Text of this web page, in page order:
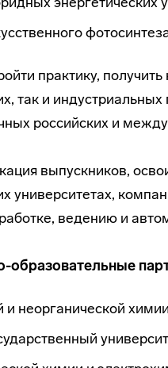
практику,
так и
российских и
выпускников,
университетах,
ведению и
образовательные
и неорганической